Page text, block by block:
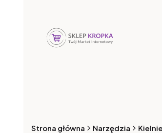
Strona główna Narzędzia